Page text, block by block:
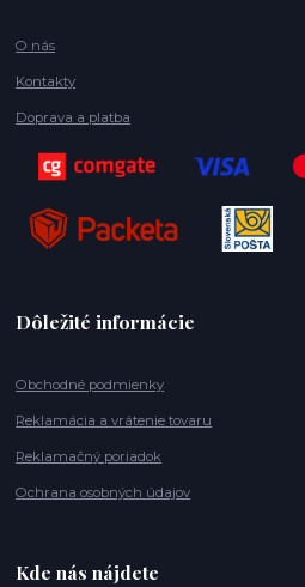
O nás
Kontakty
Doprava a platba
Dôležité informácie
Obchodné podmienky
Reklamácia a vrátenie tovaru
Reklamačný poriadok
Ochrana osobných údajov
Kde nás nájdete